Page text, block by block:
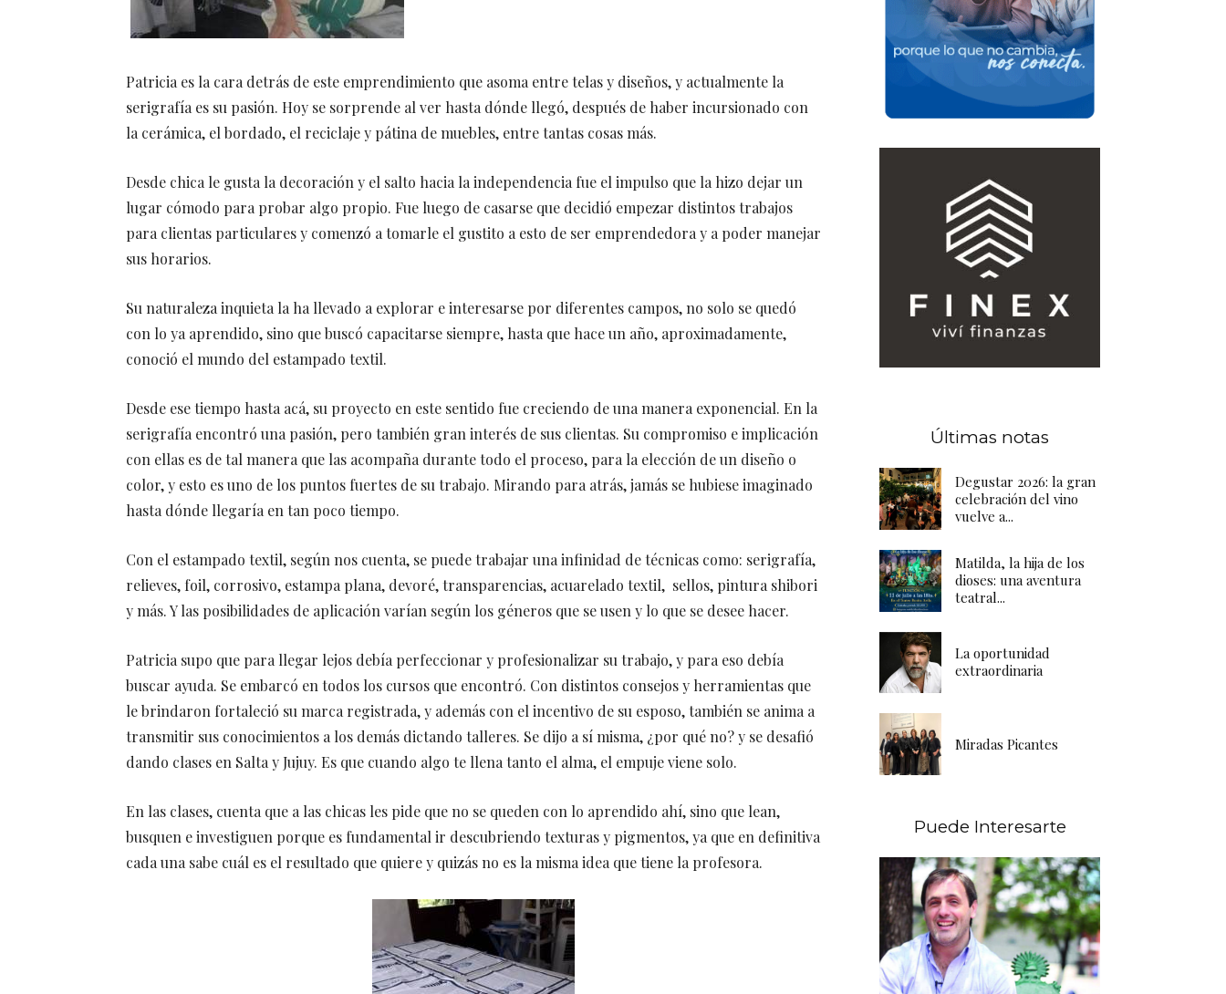
Patricia es la cara detrás de este emprendimiento que asoma entre telas y diseños, y actualmente la
serigrafía es su pasión. Hoy se sorprende al ver hasta dónde llegó, después de haber incursionado con
la cerámica, el bordado, el reciclaje y pátina de muebles, entre tantas cosas más.
Desde chica le gusta la decoración y el salto hacia la independencia fue el impulso que la hizo dejar un
lugar cómodo para probar algo propio. Fue luego de casarse que decidió empezar distintos trabajos
para clientas particulares y comenzó a tomarle el gustito a esto de ser emprendedora y a poder manejar
sus horarios.
Su naturaleza inquieta la ha llevado a explorar e interesarse por diferentes campos, no solo se quedó
con lo ya aprendido, sino que buscó capacitarse siempre, hasta que hace un año, aproximadamente,
conoció el mundo del estampado textil.
Desde ese tiempo hasta acá, su proyecto en este sentido fue creciendo de una manera exponencial. En la
serigrafía encontró una pasión, pero también gran interés de sus clientas. Su compromiso e implicación
con ellas es de tal manera que las acompaña durante todo el proceso, para la elección de un diseño o
color, y esto es uno de los puntos fuertes de su trabajo. Mirando para atrás, jamás se hubiese imaginado
hasta dónde llegaría en tan poco tiempo.
Con el estampado textil, según nos cuenta, se puede trabajar una infinidad de técnicas como: serigrafía,
relieves, foil, corrosivo, estampa plana, devoré, transparencias, acuarelado textil, sellos, pintura shibori
y más. Y las posibilidades de aplicación varían según los géneros que se usen y lo que se desee hacer.
Patricia supo que para llegar lejos debía perfeccionar y profesionalizar su trabajo, y para eso debía
buscar ayuda. Se embarcó en todos los cursos que encontró. Con distintos consejos y herramientas que
le brindaron fortaleció su marca registrada, y además con el incentivo de su esposo, también se anima a
transmitir sus conocimientos a los demás dictando talleres. Se dijo a sí misma, ¿por qué no? y se desafió
dando clases en Salta y Jujuy. Es que cuando algo te llena tanto el alma, el empuje viene solo.
En las clases, cuenta que a las chicas les pide que no se queden con lo aprendido ahí, sino que lean,
busquen e investiguen porque es fundamental ir descubriendo texturas y pigmentos, ya que en definitiva
cada una sabe cuál es el resultado que quiere y quizás no es la misma idea que tiene la profesora.
Últimas notas
Degustar 2026: la gran
celebración del vino
vuelve a...
Matilda, la hija de los
dioses: una aventura
teatral...
La oportunidad
extraordinaria
Miradas Picantes
Puede Interesarte